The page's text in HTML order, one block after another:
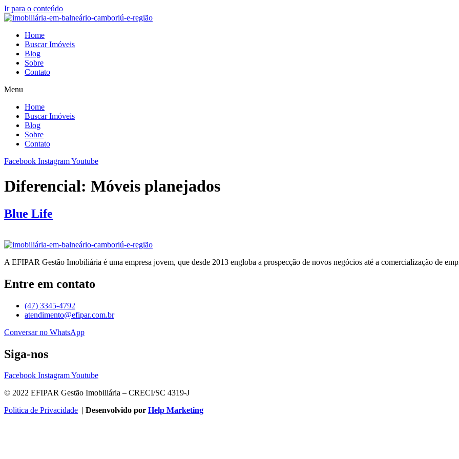
Ir para o conteúdo
Home
Buscar Imóveis
Blog
Sobre
Contato
Menu
Home
Buscar Imóveis
Blog
Sobre
Contato
Facebook InstagramYoutube
Diferencial: Móveis planejados
Blue Life
A EFIPAR Gestão Imobiliária é uma empresa jovem, que desde 2013 engloba a prospecção de novos negócios até a comercialização de
Entre em contato
(47) 3345-4792
atendimento@efipar.com.br
Conversar no WhatsApp
Siga-nos
Facebook InstagramYoutube
© 2022 EFIPAR Gestão Imobiliária – CRECI/SC 4319-J
Politica de Privacidade | Desenvolvido por Help Marketing